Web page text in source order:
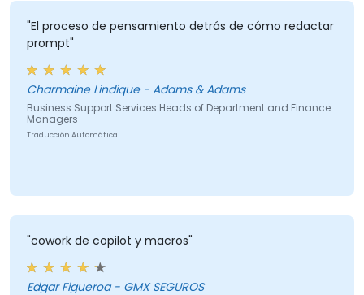
"El proceso de pensamiento detrás de cómo redactar
prompt"
Charmaine Lindique - Adams & Adams
Business Support Services Heads of Department and Finance
Managers
Traducción Automática
"cowork de copilot y macros"
Edgar Figueroa - GMX SEGUROS